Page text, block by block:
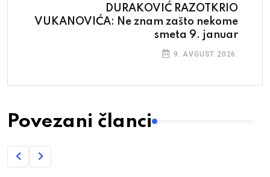
DURAKOVIĆ RAZOTKRIO
VUKANOVIĆA: Ne znam zašto nekome
smeta 9. januar
9. AVGUST 2026.
Povezani članci